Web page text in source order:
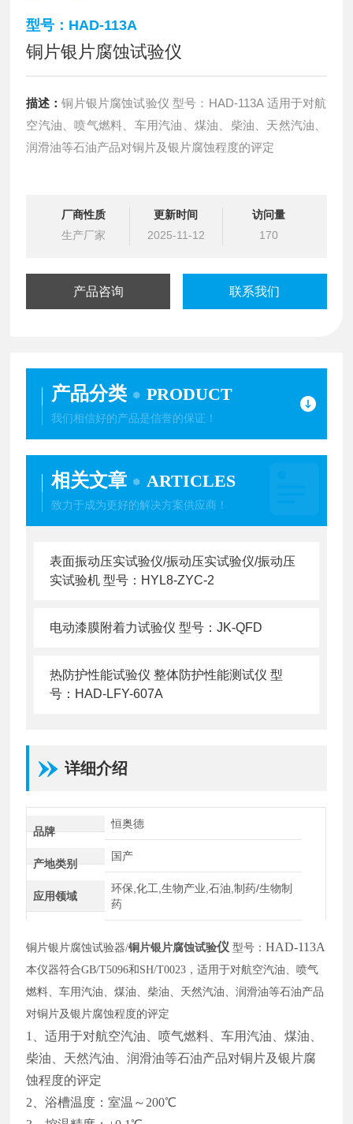
型号：HAD-113A
铜片银片腐蚀试验仪
描述：铜片银片腐蚀试验仪 型号：HAD-113A 适用于对航
空汽油、喷气燃料、车用汽油、煤油、柴油、天然汽油、
润滑油等石油产品对铜片及银片腐蚀程度的评定
厂商性质
生产厂家
更新时间
2025-11-12
访问量
170
产品咨询 联系我们
产品分类 PRODUCT
我们相信好的产品是信誉的保证！
相关文章 ARTICLES
致力于成为更好的解决方案供应商！
表面振动压实试验仪/振动压实试验仪/振动压
实试验机 型号：HYL8-ZYC-2
电动漆膜附着力试验仪 型号：JK-QFD
热防护性能试验仪 整体防护性能测试仪 型
号：HAD-LFY-607A
详细介绍
品牌
恒奥德
产地类别
国产
应用领域
环保,化工,生物产业,石油,制药/生物制
药
铜片银片腐蚀试验器/铜片银片腐蚀试验仪 型号： HAD-113A
本仪器符合GB/T5096和SH/T0023，适用于对航空汽油、喷气
燃料、车用汽油、煤油、柴油、天然汽油、润滑油等石油产品
对铜片及银片腐蚀程度的评定
1、适用于对航空汽油、喷气燃料、车用汽油、煤油、
柴油、天然汽油、润滑油等石油产品对铜片及银片腐
蚀程度的评定
2、浴槽温度：室温～200℃